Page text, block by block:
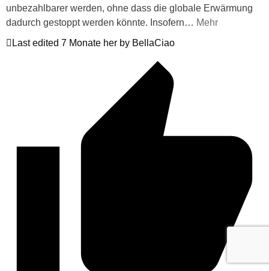
unbezahlbarer werden, ohne dass die globale Erwärmung
dadurch gestoppt werden könnte. Insofern… Mehr
Last edited 7 Monate her by BellaCiao